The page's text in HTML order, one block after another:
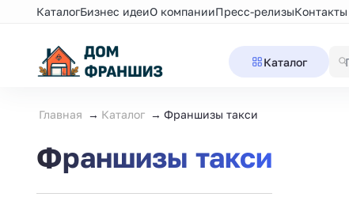
КаталогБизнес идеиО компанииПресс-релизыКонтакты
Каталог
Главная Каталог Франшизы такси
Франшизы такси